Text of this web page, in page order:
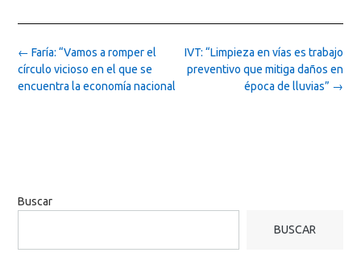
Post
navigation
IVT: “Limpieza en vías es trabajo
preventivo que mitiga daños en
época de lluvias” →
← Faría: “Vamos a romper el
círculo vicioso en el que se
encuentra la economía nacional
Buscar
BUSCAR